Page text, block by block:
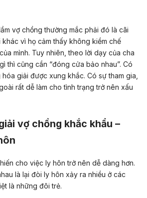
vợ chồng thường mắc phải đó là cãi
vì họ cảm thấy không kiềm chế
mình. Tuy nhiên, theo lời dạy của cha
thì cũng cần “đóng cửa bảo nhau”. Có
giải được xung khắc. Có sự tham gia,
rất dễ làm cho tình trạng trở nên xấu
vợ chồng khắc khẩu –
cho việc ly hôn trở nên dễ dàng hơn.
là lại đòi ly hôn xảy ra nhiều ở các
là những đôi trẻ.